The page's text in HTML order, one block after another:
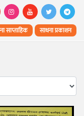
साप्ताहिक साधना प्रकाशन